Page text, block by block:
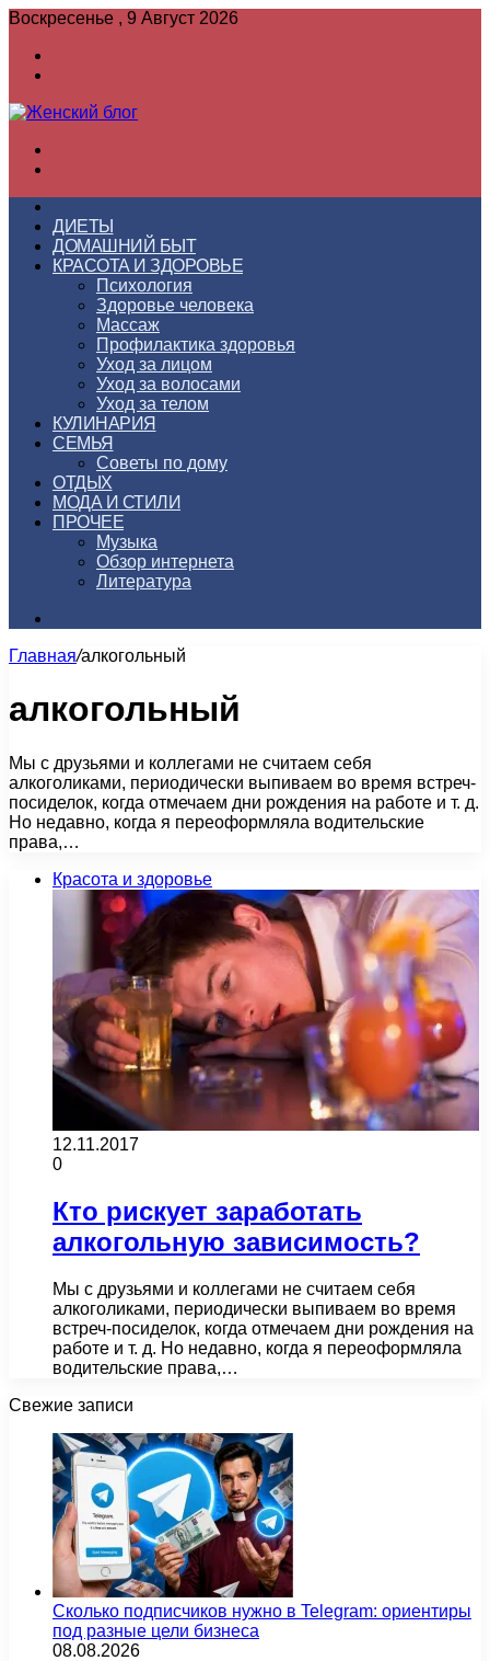
Воскресенье , 9 Август 2026
ДИЕТЫ
ДОМАШНИЙ БЫТ
КРАСОТА И ЗДОРОВЬЕ
Психология
Здоровье человека
Массаж
Профилактика здоровья
Уход за лицом
Уход за волосами
Уход за телом
КУЛИНАРИЯ
СЕМЬЯ
Советы по дому
ОТДЫХ
МОДА И СТИЛИ
ПРОЧЕЕ
Музыка
Обзор интернета
Литература
Главная/алкогольный
алкогольный
Мы с друзьями и коллегами не считаем себя
алкоголиками, периодически выпиваем во время встреч-
посиделок, когда отмечаем дни рождения на работе и т. д.
Но недавно, когда я переоформляла водительские
права,…
Красота и здоровье
12.11.2017
0
Кто рискует заработать
алкогольную зависимость?
Мы с друзьями и коллегами не считаем себя
алкоголиками, периодически выпиваем во время
встреч-посиделок, когда отмечаем дни рождения на
работе и т. д. Но недавно, когда я переоформляла
водительские права,…
Свежие записи
Сколько подписчиков нужно в Telegram: ориентиры
под разные цели бизнеса
08.08.2026